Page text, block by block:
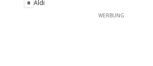
Aldi
WERBUNG